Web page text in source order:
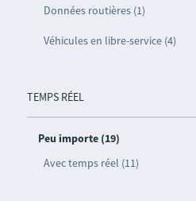
Données routières (1)
Véhicules en libre-service (4)
TEMPS RÉEL
Peu importe (19)
Avec temps réel (11)